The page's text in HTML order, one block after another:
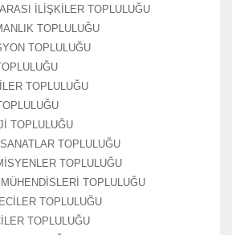
İLİŞKİLER TOPLULUĞU
TOPLULUĞU
TOPLULUĞU
TOPLULUĞU
TOPLULUĞU
TOPLULUĞU
TOPLULUĞU
TOPLULUĞU
TOPLULUĞU
TOPLULUĞU